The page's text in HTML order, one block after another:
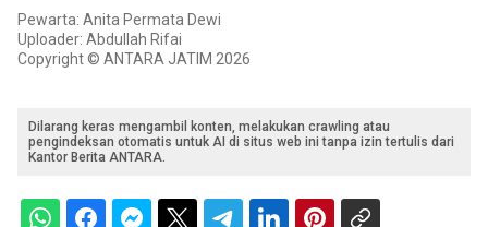
Pewarta: Anita Permata Dewi
Uploader: Abdullah Rifai
Copyright © ANTARA JATIM 2026
Dilarang keras mengambil konten, melakukan crawling atau
pengindeksan otomatis untuk AI di situs web ini tanpa izin tertulis dari
Kantor Berita ANTARA.